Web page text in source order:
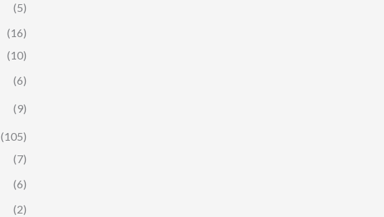
(5)
(16)
(10)
(6)
(9)
(105)
(7)
(6)
(2)